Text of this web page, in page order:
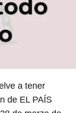
a tener
de EL PAÍS